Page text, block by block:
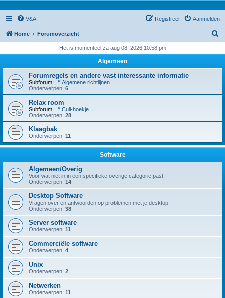
V&A Aanmelden
Registreer
Home Forumoverzicht
k
Het is momenteel za aug 08, 2026 10:58 pm
Algemeen
Forumregels en andere vast interessante informatie
Subforum:
Algemene richtlijnen
Onderwerpen: 6
Relax room
Subforum:
Culi-hoekje
Onderwerpen: 28
Klaagbak
Onderwerpen: 11
Software
Algemeen/Overig
Voor wat niet in in een specifieke overige categorie past.
Onderwerpen: 14
Desktop Software
Vragen over en antwoorden op problemen met je desktop
Onderwerpen: 38
Server software
Onderwerpen: 11
Commerciële software
Onderwerpen: 4
Unix
Onderwerpen: 2
Netwerken
Onderwerpen: 11